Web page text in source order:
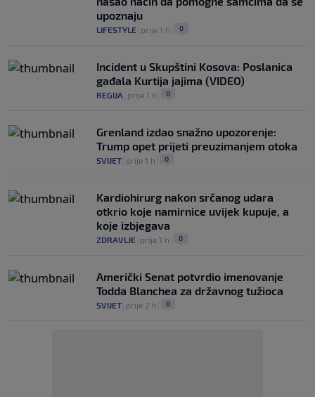
upoznaju
LIFESTYLE prije 1 h 0
Incident u Skupštini Kosova: Poslanica
gađala Kurtija jajima (VIDEO)
REGIJA prije 1 h 0
Grenland izdao snažno upozorenje:
Trump opet prijeti preuzimanjem otoka
SVIJET prije 1 h 0
Kardiohirurg nakon srčanog udara
otkrio koje namirnice uvijek kupuje, a
koje izbjegava
ZDRAVLJE prije 1 h 0
Američki Senat potvrdio imenovanje
Todda Blanchea za državnog tužioca
SVIJET prije 2 h 0